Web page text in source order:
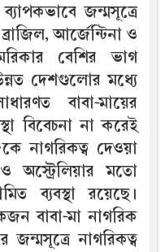
জন্মসূত্রে
আর্জেন্টিনা ও
বেশির ভাগ
দেশগুলোর মধ্যে
বাবা-মায়ের
বিবেচনা না করেই
নাগরিকত্ব দেওয়া
অস্ট্রেলিয়ার মতো
ব্যবস্থা রয়েছে।
বাবা-মা নাগরিক
জন্মসূত্রে নাগরিকত্ব